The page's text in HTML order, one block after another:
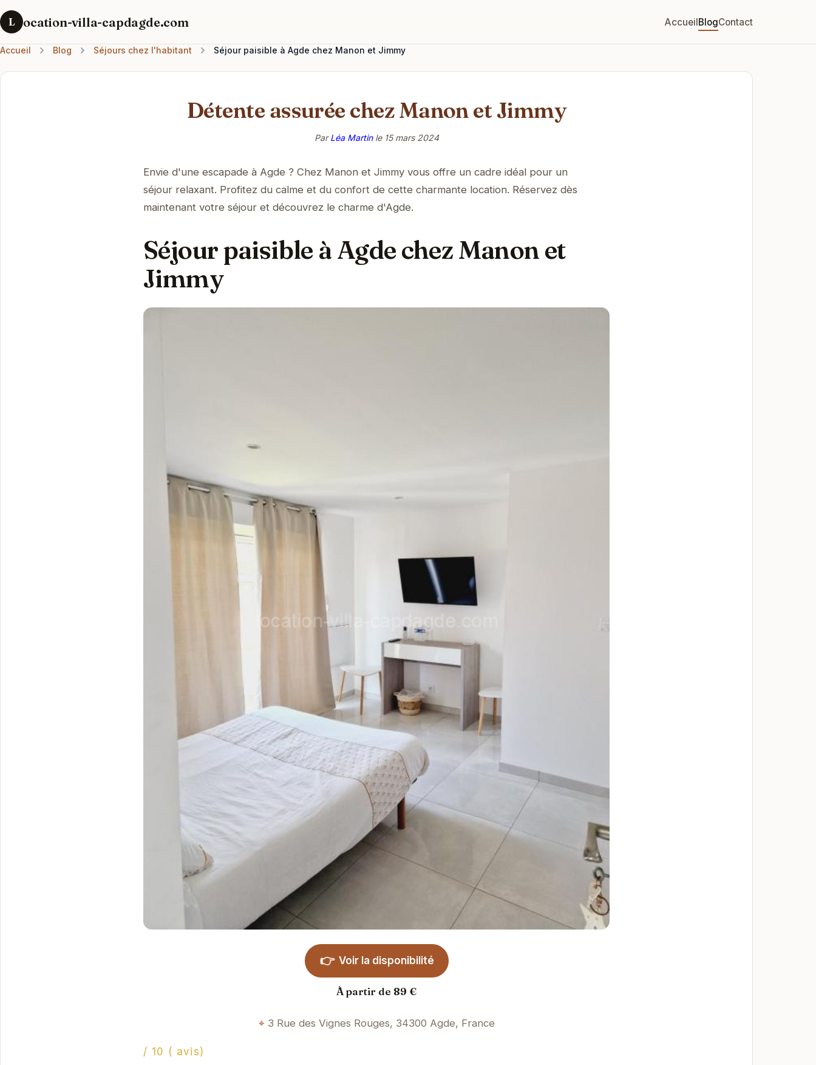
L ocation-villa-capdagde.com AccueilBlogContact
Accueil Blog Séjours chez l'habitant Séjour paisible à Agde chez Manon et Jimmy
Détente assurée chez Manon et Jimmy
ParLéa Martinle 15 mars 2024
Envie d'une escapade à Agde ? Chez Manon et Jimmy vous offre un cadre idéal pour un
séjour relaxant. Profitez du calme et du confort de cette charmante location. Réservez dès
maintenant votre séjour et découvrez le charme d'Agde.
Séjour paisible à Agde chez Manon et
Jimmy
👉 Voir la disponibilité
À partir de 89 €
3 Rue des Vignes Rouges, 34300 Agde, France
/ 10 ( avis)